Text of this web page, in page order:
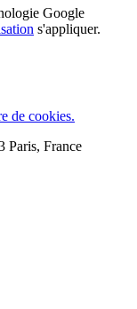
Google
s'appliquer.
de cookies.
Paris, France